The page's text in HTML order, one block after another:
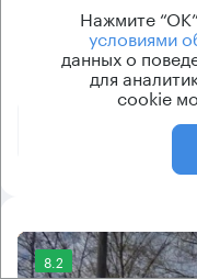
Предложения
Площадь
8.2
Нажмите
условиями
данных о
для
cookie